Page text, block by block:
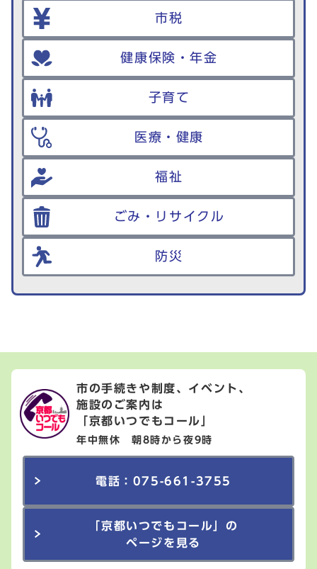
市税
健康保険・年金
子育て
医療・健康
福祉
ごみ・リサイクル
防災
市の手続きや制度、イベント、
施設のご案内は
「京都いつでもコール」
年中無休 朝8時から夜9時
電話：075-661-3755
「京都いつでもコール」の
ページを見る